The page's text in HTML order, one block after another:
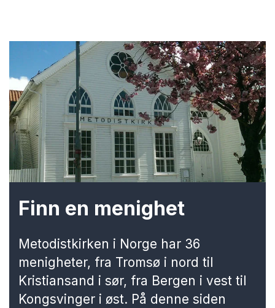
Finn en menighet
Metodistkirken i Norge har 36
menigheter, fra Tromsø i nord til
Kristiansand i sør, fra Bergen i vest til
Kongsvinger i øst. På denne siden